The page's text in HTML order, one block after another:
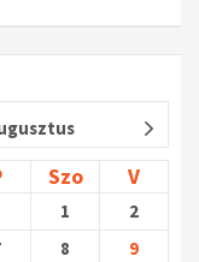
Szo V
1
2
8
9